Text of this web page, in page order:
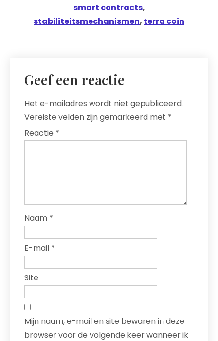
smart contracts,
stabiliteitsmechanismen, terra coin
Geef een reactie
Het e-mailadres wordt niet gepubliceerd.
Vereiste velden zijn gemarkeerd met *
Reactie *
Naam *
E-mail *
Site
Mijn naam, e-mail en site bewaren in deze
browser voor de volgende keer wanneer ik